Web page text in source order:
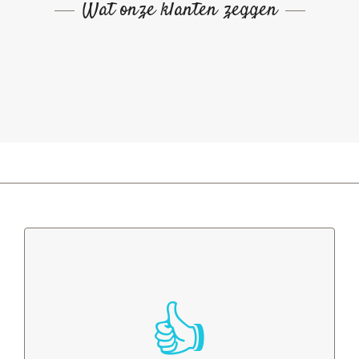
Wat onze klanten zeggen
Bent u op zoek naar verf van de beste kwaliteit,
bijvoorbeeld echte Sikkens verf? Bij onze verfwinkel